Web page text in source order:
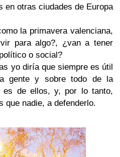
en otras ciudades de Europa
la primavera valenciana,
para algo?, ¿van a tener
o social?
yo diría que siempre es útil
gente y sobre todo de la
es de ellos, y, por lo tanto,
que nadie, a defenderlo.